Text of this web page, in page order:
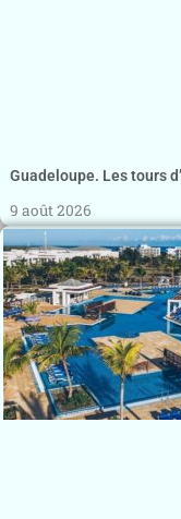
Guadeloupe. Les tours
9 août 2026